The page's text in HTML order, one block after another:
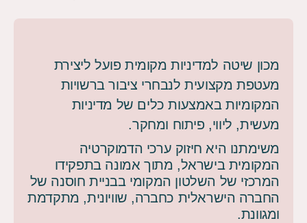
מכון שיטה למדיניות מקומית פועל ליצירת
מעטפת מקצועית לנבחרי ציבור ברשויות
המקומיות באמצעות כלים של מדיניות
מעשית, ליווי, פיתוח ומחקר.
משימתנו היא חיזוק ערכי הדמוקרטיה
המקומית בישראל, מתוך אמונה בתפקידו
המרכזי של השלטון המקומי בבניית חוסנה של
החברה הישראלית כחברה, שוויונית, מתקדמת
ומגוונת.